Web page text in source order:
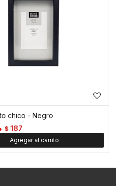
chico - Negro
$ 187